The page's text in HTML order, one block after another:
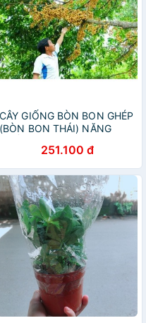
CÂY GIỐNG BÒN BON GHÉP
(BÒN BON THÁI) NĂNG
251.100 đ